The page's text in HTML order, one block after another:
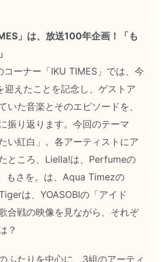
」は、放送100年企画！「も
ーナー「IKU TIMES」では、今
迎えたことを記念し、ゲストア
いた音楽とそのエピソードを、
振り返ります。今回のテーマ
い紅白」。各アーティストにア
ところ、Liella!は、Perfumeの
もさを。は、Aqua Timezの
は、YOASOBIの「アイド
合戦の映像を見ながら、それぞ
？
ふたりを中心に、3組のアーティ